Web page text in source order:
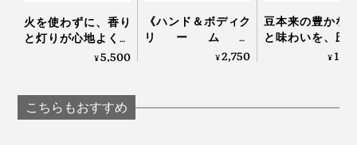
酒瓶を使っているため、色はひとつずつ異なります。ど
んな色かは届いてからのお楽しみ。
火を使わずに、香り
と灯りが心地よく広
がる「キャンドルウ
house
¥5,500
《ハンド＆ボディク
リーム》
「STREAMER COFFEE
¥2,750
豆本来の豊かな
と味わいを、圧
出で引き出す「
¥
こちらもおすすめ